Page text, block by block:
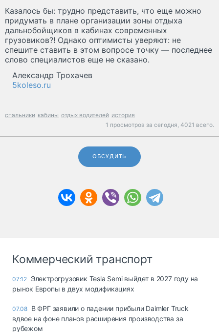
Казалось бы: трудно представить, что еще можно
придумать в плане организации зоны отдыха
дальнобойщиков в кабинах современных
грузовиков?! Однако оптимисты уверяют: не
спешите ставить в этом вопросе точку — последнее
слово специалистов еще не сказано.
Александр Трохачев
5koleso.ru
спальники кабины отдых водителей история
1 просмотров за сегодня, 4021 всего.
ОБСУДИТЬ
Коммерческий транспорт
07:12 Электрогрузовик Tesla Semi выйдет в 2027 году на
рынок Европы в двух модификациях
07.08 В ФРГ заявили о падении прибыли Daimler Truck
вдвое на фоне планов расширения производства за
рубежом